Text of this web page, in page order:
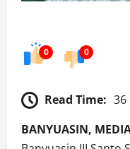
0 0
Read Time: 36
BANYUASIN,